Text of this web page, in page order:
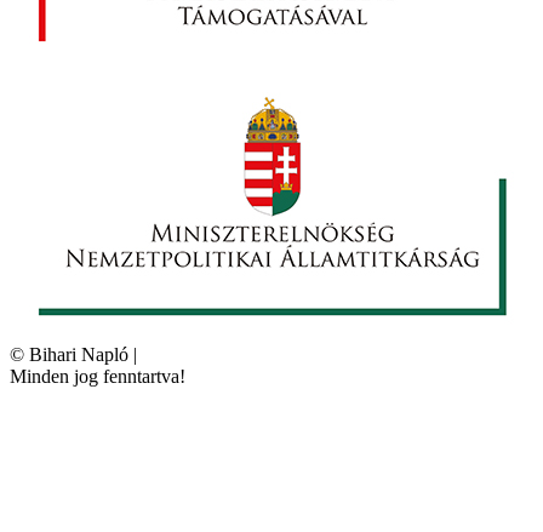
© Bihari Napló |
Minden jog fenntartva!